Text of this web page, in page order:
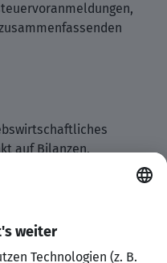
auf Bilanzen,
als
Aufgabenbereichen